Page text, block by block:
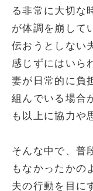
る非常に大切な
が体調を崩して
伝おうとしない
感じずにはいら
妻が日常的に負
組んでいる場合
も以上に協力や
そんな中で、普
もなかったかの
夫の行動を目に